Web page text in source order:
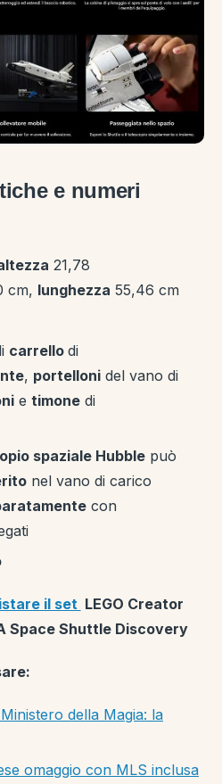
e numeri
21,78
cm, lunghezza 55,46 cm
carrello di
, portelloni del vano di
e timone di
spaziale Hubble può
nel vano di carico
con
il set LEGO Creator
Space Shuttle Discovery
della Magia: la
omaggio con MLS inclusa